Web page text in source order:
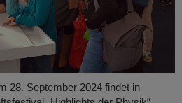
28. September 2024 findet in